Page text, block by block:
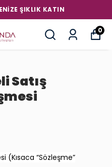
ŞIKLIK KATIN
0
Satış
(Kısaca “Sözleşme”